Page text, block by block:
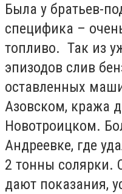
Была у братьев-
специфика –
топливо. Так из
эпизодов слив
оставленных
Азовском, кража
Новотроицком.
Андреевке, где
2 тонны солярки.
дают показания,